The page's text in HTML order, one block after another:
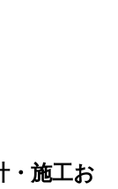
・施工お